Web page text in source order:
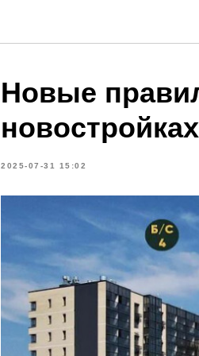
Новые
новостройках
2025-07-31 15:02